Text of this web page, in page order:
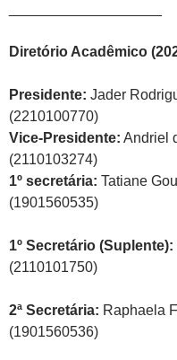
Diretório Acadêmico
Presidente: Jader
(2210100770)
Vice-Presidente: Andriel
(2110103274)
1º secretária: Tatiane
(1901560535)
1º Secretário (Suplente):
(2110101750)
2ª Secretária: Raphaela
(1901560536)